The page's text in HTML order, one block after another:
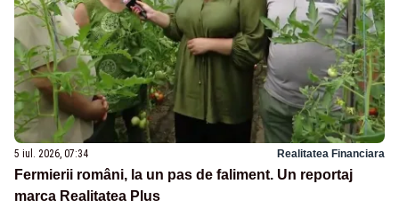
5 iul. 2026, 07:34 Realitatea Financiara
Fermierii români, la un pas de faliment. Un reportaj
marca Realitatea Plus